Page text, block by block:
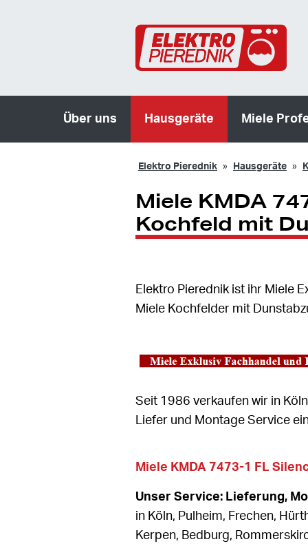
Über uns Hausgeräte Miele
Elektro Pierednik Hausgeräte
Miele KMDA
Kochfeld mit
Elektro Pierednik ist ihr Miele
Miele Kochfelder mit
Seit 1986 verkaufen wir in
Liefer und Montage Service
Miele KMDA 7473-1 FL
Unser Service: Lieferung,
in Köln, Pulheim, Frechen,
Kerpen, Bedburg,